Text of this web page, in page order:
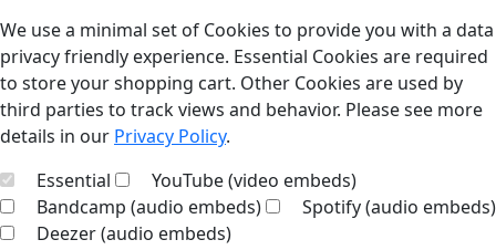
We use a minimal set of Cookies to provide you with a data
privacy friendly experience. Essential Cookies are required
to store your shopping cart. Other Cookies are used by
third parties to track views and behavior. Please see more
details in our Privacy Policy.
Essential
YouTube (video embeds)
Bandcamp (audio embeds)
Spotify (audio embeds)
Deezer (audio embeds)